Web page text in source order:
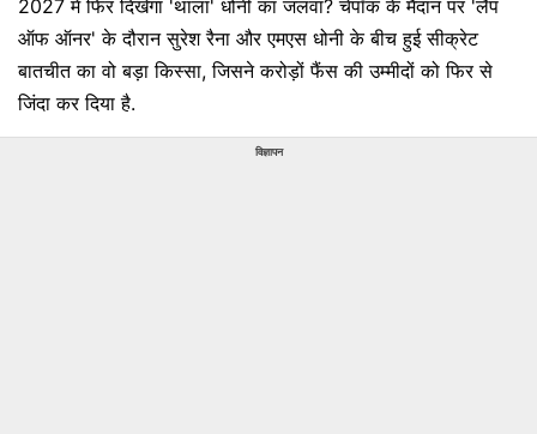
2027 में फिर दिखेगा 'थाला' धोनी का जलवा? चेपॉक के मैदान पर 'लैप
ऑफ ऑनर' के दौरान सुरेश रैना और एमएस धोनी के बीच हुई सीक्रेट
बातचीत का वो बड़ा किस्सा, जिसने करोड़ों फैंस की उम्मीदों को फिर से
जिंदा कर दिया है.
विज्ञापन